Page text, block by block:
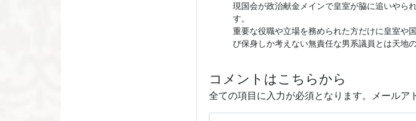
現国会が政治献金メインで皇室が脇に追いやら
す。
重要な役職や立場を務められた方だけに皇室や
び保身しか考えない無責任な男系議員とは天地
コメントはこちらから
全ての項目に入力が必須となります。メールア